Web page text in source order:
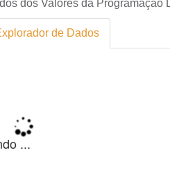
dos Valores da Programação
de Dados